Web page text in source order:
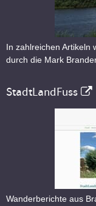
In zahlreichen Artikeln
durch die Mark
StadtLandFuss
Wanderberichte aus